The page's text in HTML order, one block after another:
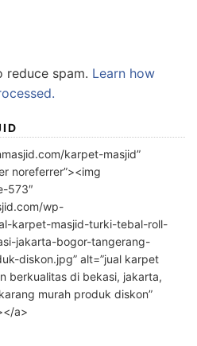
reduce spam. Learn how
karpet-masjid”
noreferrer”><img
573″
wp-
karpet-masjid-turki-tebal-roll-
jakarta-bogor-tangerang-
diskon.jpg” alt=”jual karpet
berkualitas di bekasi, jakarta,
murah produk diskon”
a>